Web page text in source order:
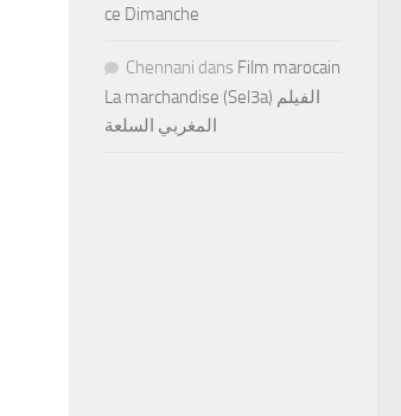
ce Dimanche
Chennani dans Film marocain
La marchandise (Sel3a) الفيلم
المغربي السلعة